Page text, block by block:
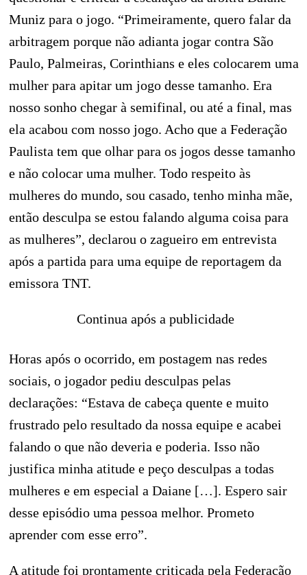
Muniz para o jogo. “Primeiramente, quero falar da
arbitragem porque não adianta jogar contra São
Paulo, Palmeiras, Corinthians e eles colocarem uma
mulher para apitar um jogo desse tamanho. Era
nosso sonho chegar à semifinal, ou até a final, mas
ela acabou com nosso jogo. Acho que a Federação
Paulista tem que olhar para os jogos desse tamanho
e não colocar uma mulher. Todo respeito às
mulheres do mundo, sou casado, tenho minha mãe,
então desculpa se estou falando alguma coisa para
as mulheres”, declarou o zagueiro em entrevista
após a partida para uma equipe de reportagem da
emissora TNT.
Continua após a publicidade
Horas após o ocorrido, em postagem nas redes
sociais, o jogador pediu desculpas pelas
declarações: “Estava de cabeça quente e muito
frustrado pelo resultado da nossa equipe e acabei
falando o que não deveria e poderia. Isso não
justifica minha atitude e peço desculpas a todas
mulheres e em especial a Daiane […]. Espero sair
desse episódio uma pessoa melhor. Prometo
aprender com esse erro”.
A atitude foi prontamente criticada pela Federação